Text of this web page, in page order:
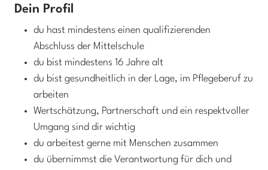
Dein Profil
du hast mindestens einen qualifizierenden
Abschluss der Mittelschule
du bist mindestens 16 Jahre alt
du bist gesundheitlich in der Lage, im Pflegeberuf zu
arbeiten
Wertschätzung, Partnerschaft und ein respektvoller
Umgang sind dir wichtig
du arbeitest gerne mit Menschen zusammen
du übernimmst die Verantwortung für dich und